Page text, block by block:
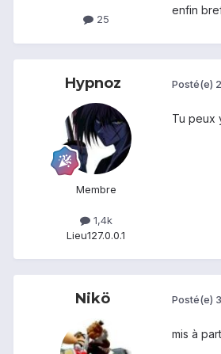
25
enfin
Hypnoz
Membre
1,4k
Lieu127.0.0.1
Posté(e)
Tu peux
Nikö Posté(e)
mis à